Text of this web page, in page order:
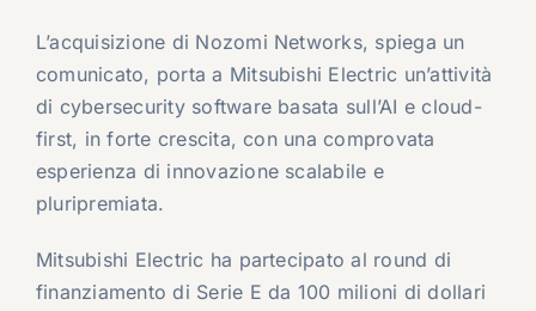
L’acquisizione di Nozomi Networks, spiega un
comunicato, porta a Mitsubishi Electric un’attività
di cybersecurity software basata sull’AI e cloud-
first, in forte crescita, con una comprovata
esperienza di innovazione scalabile e
pluripremiata.
Mitsubishi Electric ha partecipato al round di
finanziamento di Serie E da 100 milioni di dollari